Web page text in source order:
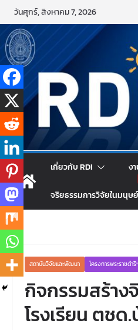
Skip
to
content
วันศุกร์, สิงหาคม 7, 2026
เกี่ยวกับ RDI ง
จริยธรรมการวิจัยในมนุษย์
สถาบันวิจัยและพัฒนา โครงการพระราชดำริ
กิจกรรมสร้า
โรงเรียน ตช